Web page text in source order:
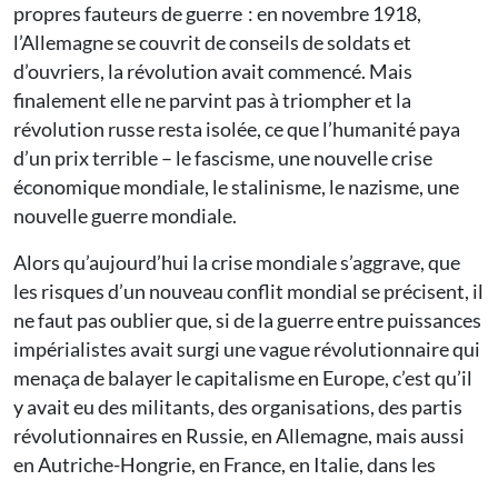
propres fauteurs de guerre : en novembre 1918,
l’Allemagne se couvrit de conseils de soldats et
d’ouvriers, la révolution avait commencé. Mais
finalement elle ne parvint pas à triompher et la
révolution russe resta isolée, ce que l’humanité paya
d’un prix terrible – le fascisme, une nouvelle crise
économique mondiale, le stalinisme, le nazisme, une
nouvelle guerre mondiale.
Alors qu’aujourd’hui la crise mondiale s’aggrave, que
les risques d’un nouveau conflit mondial se précisent, il
ne faut pas oublier que, si de la guerre entre puissances
impérialistes avait surgi une vague révolutionnaire qui
menaça de balayer le capitalisme en Europe, c’est qu’il
y avait eu des militants, des organisations, des partis
révolutionnaires en Russie, en Allemagne, mais aussi
en Autriche-Hongrie, en France, en Italie, dans les